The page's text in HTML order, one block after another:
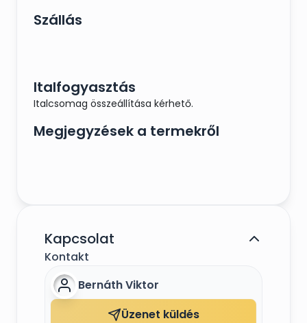
Szállás
Italfogyasztás
Italcsomag összeállítása kérhető.
Megjegyzések a termekről
Kapcsolat
Kontakt
Bernáth Viktor
Üzenet küldés